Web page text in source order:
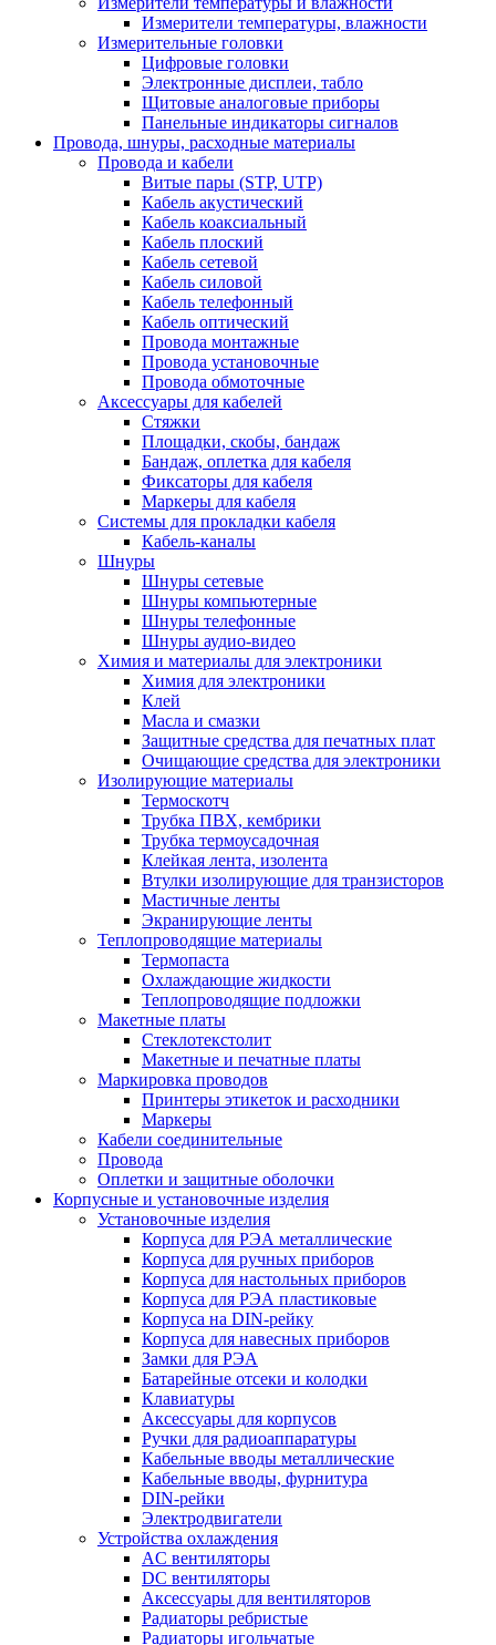
Измерители температуры, влажности
Измерительные головки
Цифровые головки
Электронные дисплеи, табло
Щитовые аналоговые приборы
Панельные индикаторы сигналов
Провода, шнуры, расходные материалы
Провода и кабели
Витые пары (STP, UTP)
Кабель акустический
Кабель коаксиальный
Кабель плоский
Кабель сетевой
Кабель силовой
Кабель телефонный
Кабель оптический
Провода монтажные
Провода установочные
Провода обмоточные
Аксессуары для кабелей
Стяжки
Площадки, скобы, бандаж
Бандаж, оплетка для кабеля
Фиксаторы для кабеля
Маркеры для кабеля
Системы для прокладки кабеля
Кабель-каналы
Шнуры
Шнуры сетевые
Шнуры компьютерные
Шнуры телефонные
Шнуры аудио-видео
Химия и материалы для электроники
Химия для электроники
Клей
Масла и смазки
Защитные средства для печатных плат
Очищающие средства для электроники
Изолирующие материалы
Термоскотч
Трубка ПВХ, кембрики
Трубка термоусадочная
Клейкая лента, изолента
Втулки изолирующие для транзисторов
Мастичные ленты
Экранирующие ленты
Теплопроводящие материалы
Термопаста
Охлаждающие жидкости
Теплопроводящие подложки
Макетные платы
Стеклотекстолит
Макетные и печатные платы
Маркировка проводов
Принтеры этикеток и расходники
Маркеры
Кабели соединительные
Провода
Оплетки и защитные оболочки
Корпусные и установочные изделия
Установочные изделия
Корпуса для РЭА металлические
Корпуса для ручных приборов
Корпуса для настольных приборов
Корпуса для РЭА пластиковые
Корпуса на DIN-рейку
Корпуса для навесных приборов
Замки для РЭА
Батарейные отсеки и колодки
Клавиатуры
Аксессуары для корпусов
Ручки для радиоаппаратуры
Кабельные вводы металлические
Кабельные вводы, фурнитура
DIN-рейки
Электродвигатели
Устройства охлаждения
AC вентиляторы
DC вентиляторы
Аксессуары для вентиляторов
Радиаторы ребристые
Радиаторы игольчатые